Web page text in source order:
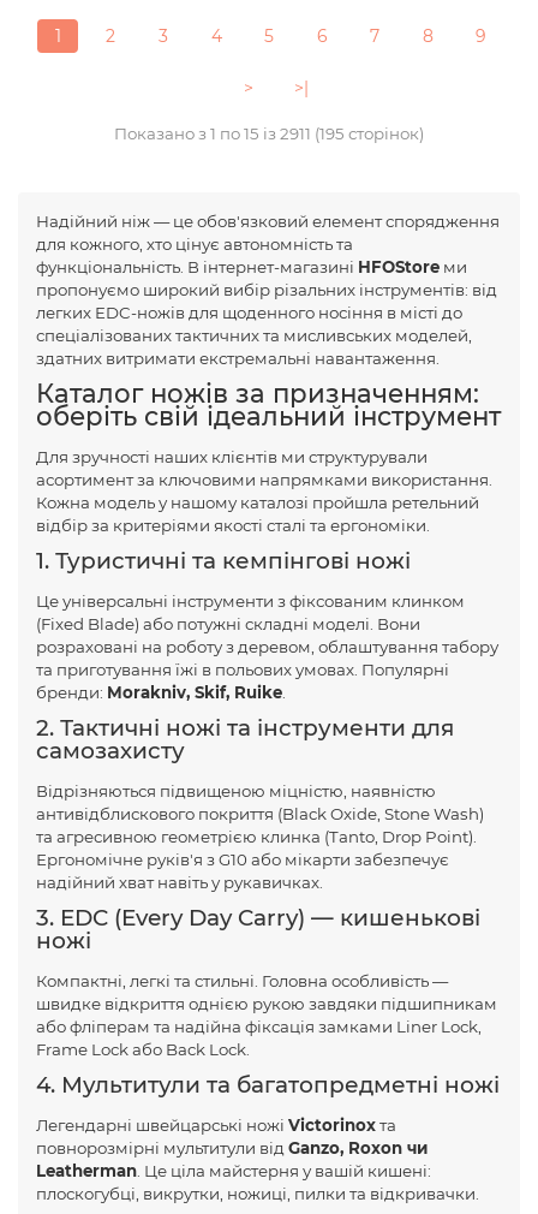
1 2 3 4 5 6 7 8 9
> >|
Показано з 1 по 15 із 2911 (195 сторінок)
Надійний ніж — це обов'язковий елемент спорядження
для кожного, хто цінує автономність та
функціональність. В інтернет-магазині HFOStore ми
пропонуємо широкий вибір різальних інструментів: від
легких EDC-ножів для щоденного носіння в місті до
спеціалізованих тактичних та мисливських моделей,
здатних витримати екстремальні навантаження.
Каталог ножів за призначенням:
оберіть свій ідеальний інструмент
Для зручності наших клієнтів ми структурували
асортимент за ключовими напрямками використання.
Кожна модель у нашому каталозі пройшла ретельний
відбір за критеріями якості сталі та ергономіки.
1. Туристичні та кемпінгові ножі
Це універсальні інструменти з фіксованим клинком
(Fixed Blade) або потужні складні моделі. Вони
розраховані на роботу з деревом, облаштування табору
та приготування їжі в польових умовах. Популярні
бренди: Morakniv, Skif, Ruike.
2. Тактичні ножі та інструменти для
самозахисту
Відрізняються підвищеною міцністю, наявністю
антивідблискового покриття (Black Oxide, Stone Wash)
та агресивною геометрією клинка (Tanto, Drop Point).
Ергономічне руків'я з G10 або мікарти забезпечує
надійний хват навіть у рукавичках.
3. EDC (Every Day Carry) — кишенькові
ножі
Компактні, легкі та стильні. Головна особливість —
швидке відкриття однією рукою завдяки підшипникам
або фліперам та надійна фіксація замками Liner Lock,
Frame Lock або Back Lock.
4. Мультитули та багатопредметні ножі
Легендарні швейцарські ножі Victorinoxта
повнорозмірні мультитули відGanzo, Roxon чи
Leatherman. Це ціла майстерня у вашій кишені:
плоскогубці, викрутки, ножиці, пилки та відкривачки.